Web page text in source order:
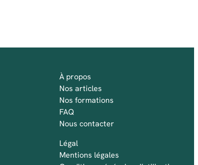
À propos
Nos articles
Nos formations
FAQ
Nous contacter
Légal
Mentions légales